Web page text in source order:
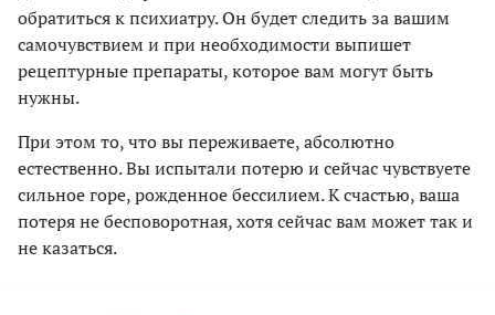
обратиться к психиатру. Он будет следить за вашим
самочувствием и при необходимости выпишет
рецептурные препараты, которое вам могут быть
нужны.
При этом то, что вы переживаете, абсолютно
естественно. Вы испытали потерю и сейчас чувствуете
сильное горе, рожденное бессилием. К счастью, ваша
потеря не бесповоротная, хотя сейчас вам может так и
не казаться.